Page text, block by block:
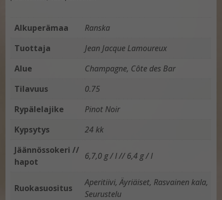
Alkuperämaa
Ranska
Tuottaja
Jean Jacque Lamoureux
Alue
Champagne, Côte des Bar
Tilavuus
0.75
Rypälelajike
Pinot Noir
Kypsytys
24 kk
Jäännössokeri //
hapot
6,7,0 g / l // 6,4 g / l
Ruokasuositus
Aperitiivi, Äyriäiset, Rasvainen kala,
Seurustelu